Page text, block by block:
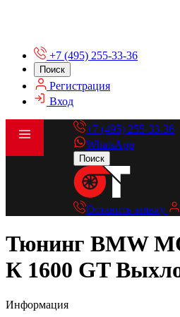
+7 (495) 255-33-36
Поиск
Регистрация
Вход
+7 (495) 255-33-36
WhatsApp
Поиск
Оставить заявку
Тюнинг BMW
К 1600 GT
Информация